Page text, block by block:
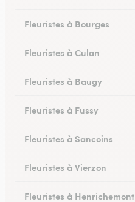
Fleuristes à Bourges
Fleuristes à Culan
Fleuristes à Baugy
Fleuristes à Fussy
Fleuristes à Sancoins
Fleuristes à Vierzon
Fleuristes à Henrichemont